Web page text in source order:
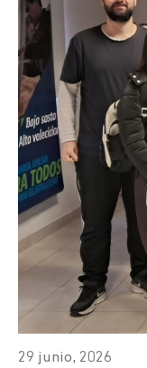
29 junio, 2026